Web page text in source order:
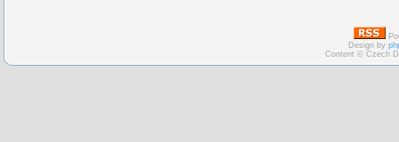
Design by
Content © Czech